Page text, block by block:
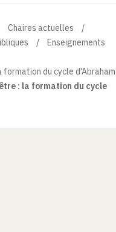
Chaires actuelles
Enseignements
du cycle d'Abraham
: la formation du cycle